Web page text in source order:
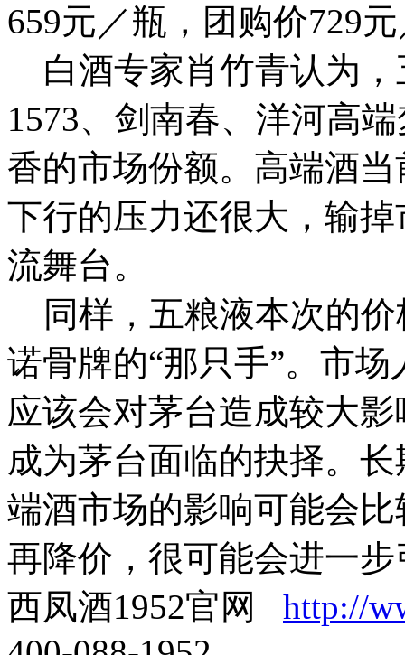
659元／瓶，团购价729
白酒专家肖竹青认为，
1573、剑南春、洋河高
香的市场份额。高端酒
下行的压力还很大，输
流舞台。
同样，五粮液本次的价
诺骨牌的“那只手”。市
应该会对茅台造成较大
成为茅台面临的抉择。
端酒市场的影响可能会
再降价，很可能会进一
西凤酒1952官网 http://